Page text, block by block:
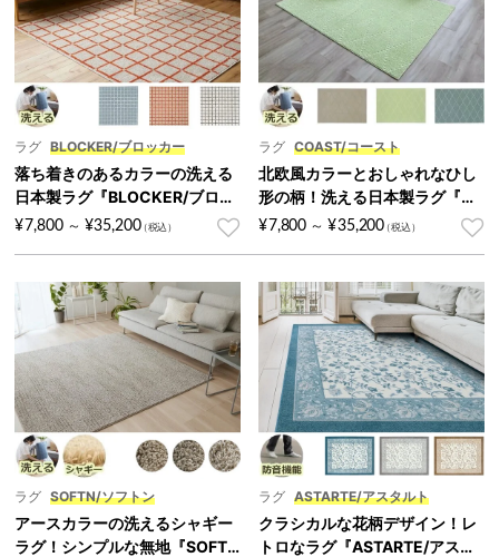
ラグ BLOCKER/ブロッカー
落ち着きのあるカラーの洗える
日本製ラグ『BLOCKER/ブロッ
カー』
¥ 7,800 ～ ¥35,200
ラグ COAST/コースト
北欧風カラーとおしゃれなひし
形の柄！洗える日本製ラグ『C
OAST/コースト』
¥ 7,800 ～ ¥35,200
ラグ SOFTN/ソフトン
アースカラーの洗えるシャギー
ラグ！シンプルな無地『SOFT
ラグ ASTARTE/アスタルト
クラシカルな花柄デザイン！レ
トロなラグ『ASTARTE/アスタ